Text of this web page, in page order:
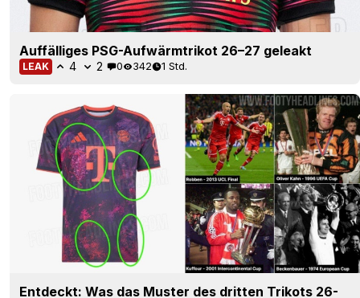
Auffälliges PSG-Aufwärmtrikot 26–27 geleakt
LEAK 4 2 0 342 1 Std.
Entdeckt: Was das Muster des dritten Trikots 26-